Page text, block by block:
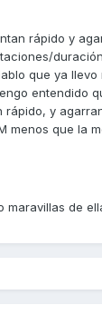
rápido y
que ya llevo
entendido
y
menos que la
maravillas de